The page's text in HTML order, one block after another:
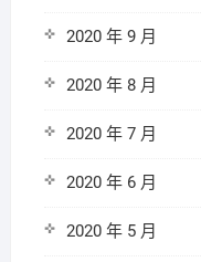
2020 年 9 月
2020 年 8 月
2020 年 7 月
2020 年 6 月
2020 年 5 月